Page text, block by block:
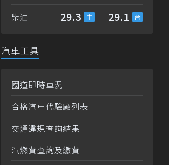
柴油 29.3 29.1
汽車工具
國道即時車況
合格汽車代驗廠列表
交通違規查詢結果
汽燃費查詢及繳費